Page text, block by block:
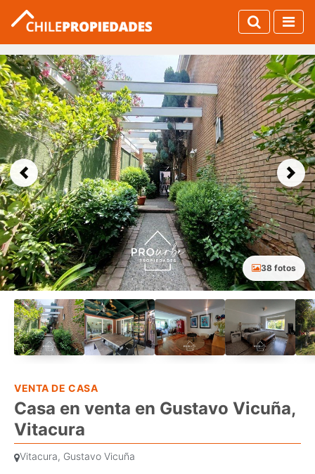
Previous Next
38 fotos
VENTA DE CASA
Casa en venta en Gustavo Vicuña,
Vitacura
Vitacura, Gustavo Vicuña